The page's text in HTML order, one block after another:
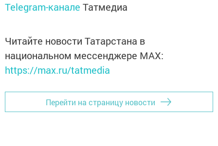
Telegram-канале Татмедиа
Читайте новости Татарстана в
национальном мессенджере MАХ:
https://max.ru/tatmedia
Перейти на страницу новости